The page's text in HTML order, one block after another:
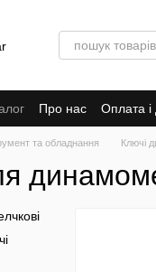
Про нас Оплата і
та обладнання Ключі